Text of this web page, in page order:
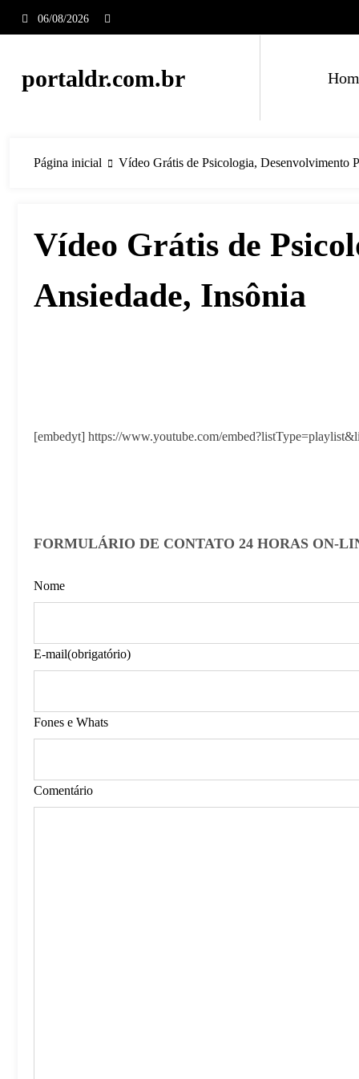
06/08/2026
portaldr.com.br
Página inicial Vídeo Grátis de Psicologia, Desenvolvimento
Vídeo Grátis de
Ansiedade, Insônia
[embedyt] https://www.youtube.com/
FORMULÁRIO DE CONTATO 24 HORAS ON-
Nome
E-mail(obrigatório)
Fones e Whats
Comentário